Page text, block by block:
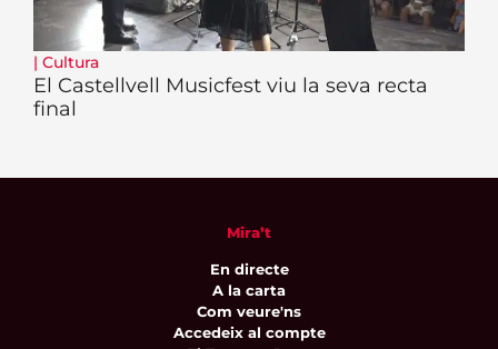
| Cultura
El Castellvell Musicfest viu la seva recta
final
Mira’t
En directe
A la carta
Com veure'ns
Accedeix al compte